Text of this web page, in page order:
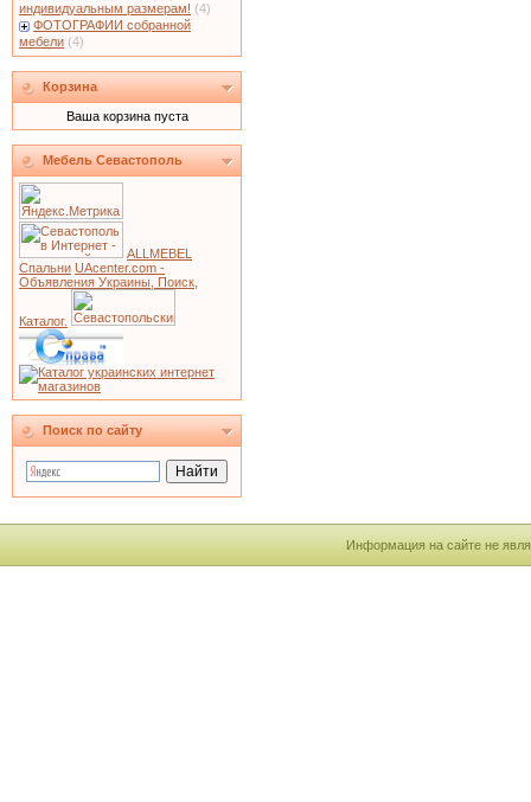
индивидуальным размерам! (4)
ФОТОГРАФИИ собранной
мебели (4)
Корзина
Ваша корзина пуста
Мебель Севастополь
ALLMEBEL
Спальни UAcenter.com -
Объявления Украины, Поиск,
Каталог.
Поиск по сайту
Информация на сайте не